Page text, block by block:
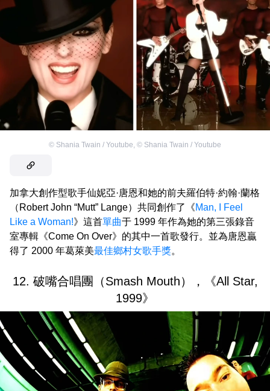
© Shania Twain / Youtube, © Shania Twain / Youtube
加拿大創作型歌手仙妮亞·唐恩和她的前夫羅伯特·約翰·蘭格
（Robert John “Mutt” Lange）共同創作了《Man, I Feel
Like a Woman!》這首單曲于 1999 年作為她的第三張錄音
室專輯《Come On Over》的其中一首歌發行。並為唐恩贏
得了 2000 年葛萊美最佳鄉村女歌手獎。
12. 破嘴合唱團（Smash Mouth），《All Star,
1999》